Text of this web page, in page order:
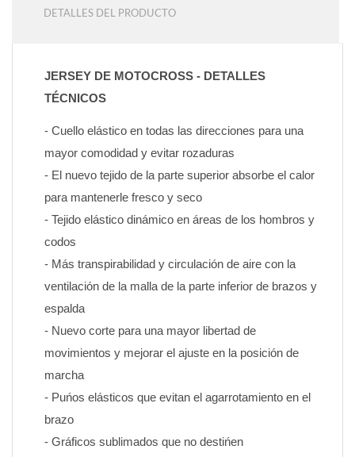
DETALLES DEL PRODUCTO
JERSEY DE MOTOCROSS - DETALLES
TÉCNICOS
- Cuello elástico en todas las direcciones para una
mayor comodidad y evitar rozaduras
- El nuevo tejido de la parte superior absorbe el calor
para mantenerle fresco y seco
- Tejido elástico dinámico en áreas de los hombros y
codos
- Más transpirabilidad y circulación de aire con la
ventilación de la malla de la parte inferior de brazos y
espalda
- Nuevo corte para una mayor libertad de
movimientos y mejorar el ajuste en la posición de
marcha
- Puńos elásticos que evitan el agarrotamiento en el
brazo
- Gráficos sublimados que no destińen